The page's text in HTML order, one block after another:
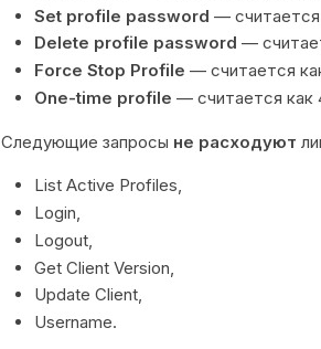
Set profile password — считается
Delete profile password —
Force Stop Profile — считается
One-time profile — считается как
Следующие запросы не расходуют
List Active Profiles,
Login,
Logout,
Get Client Version,
Update Client,
Username.